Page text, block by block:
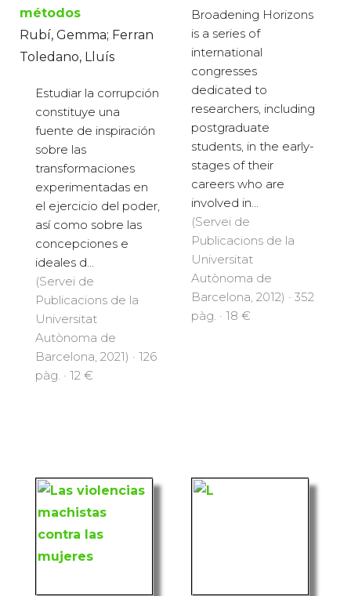
métodos
Rubí, Gemma; Ferran
Toledano, Lluís
Estudiar la corrupción
constituye una
fuente de inspiración
sobre las
transformaciones
experimentadas en
el ejercicio del poder,
así como sobre las
concepciones e
ideales d...
(Servei de
Publicacions de la
Universitat
Autònoma de
Barcelona, 2021) · 126
pàg. · 12 €
Broadening Horizons
is a series of
international
congresses
dedicated to
researchers, including
postgraduate
students, in the early-
stages of their
careers who are
involved in...
(Servei de
Publicacions de la
Universitat
Autònoma de
Barcelona, 2012) · 352
pàg. · 18 €